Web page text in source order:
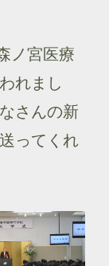
ノ宮医療
れまし
さんの新
ってくれ